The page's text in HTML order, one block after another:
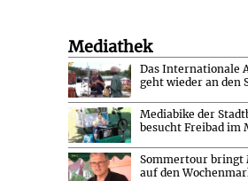
Mediathek
Das Internationale
geht wieder an den
Mediabike der
besucht Freibad im
Sommertour bringt
auf den